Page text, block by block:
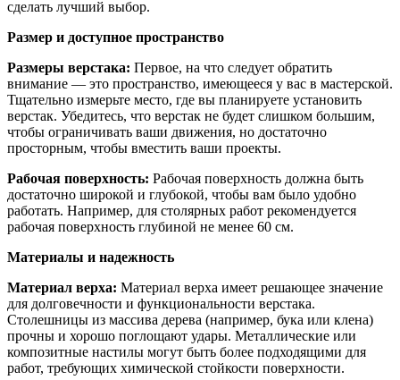
сделать лучший выбор.
Размер и доступное пространство
Размеры верстака: Первое, на что следует обратить
внимание — это пространство, имеющееся у вас в мастерской.
Тщательно измерьте место, где вы планируете установить
верстак. Убедитесь, что верстак не будет слишком большим,
чтобы ограничивать ваши движения, но достаточно
просторным, чтобы вместить ваши проекты.
Рабочая поверхность: Рабочая поверхность должна быть
достаточно широкой и глубокой, чтобы вам было удобно
работать. Например, для столярных работ рекомендуется
рабочая поверхность глубиной не менее 60 см.
Материалы и надежность
Материал верха: Материал верха имеет решающее значение
для долговечности и функциональности верстака.
Столешницы из массива дерева (например, бука или клена)
прочны и хорошо поглощают удары. Металлические или
композитные настилы могут быть более подходящими для
работ, требующих химической стойкости поверхности.